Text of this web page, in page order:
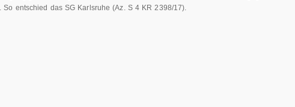
So entschied das SG Karlsruhe (Az. S 4 KR 2398/17).